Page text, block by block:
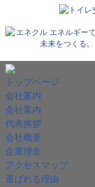
トップページ
会社案内
会社案内
代表挨拶
会社概要
企業理念
アクセスマップ
選ばれる理由